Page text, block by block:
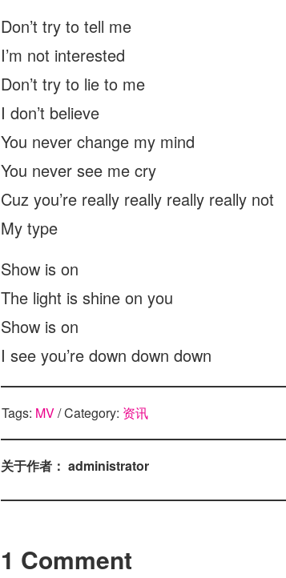
Don’t try to tell me
I’m not interested
Don’t try to lie to me
I don’t believe
You never change my mind
You never see me cry
Cuz you’re really really really really not
My type
Show is on
The light is shine on you
Show is on
I see you’re down down down
Tags: MV/ Category: 资讯
关于作者： administrator
1 Comment